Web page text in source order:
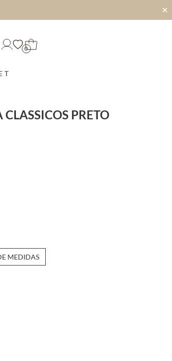
✕
0
PRETO
MEDIDAS